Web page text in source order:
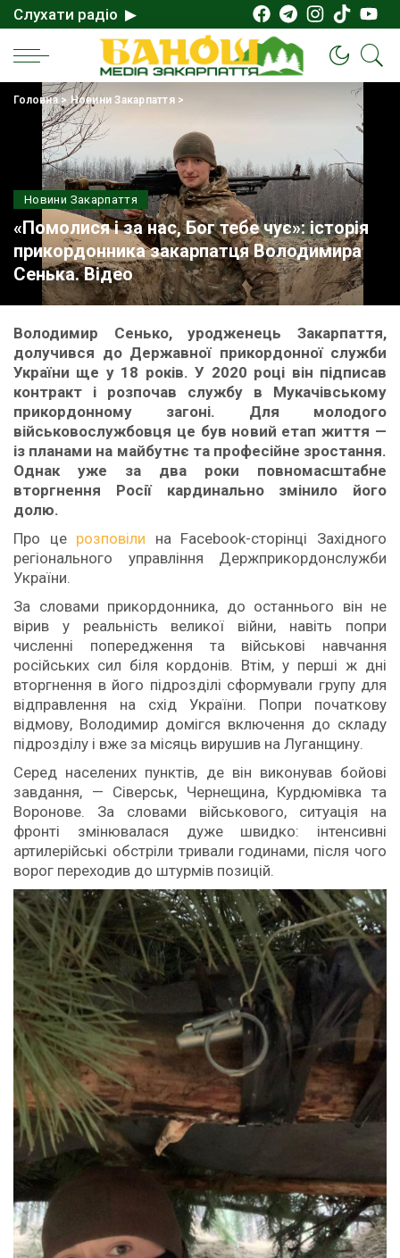
Слухати радіо ▶
Головна> Новини Закарпаття>
Новини Закарпаття
«Помолися і за нас, Бог тебе чує»: історія
прикордонника закарпатця Володимира
Сенька. Відео
Володимир Сенько, уродженець Закарпаття,
долучився до Державної прикордонної служби
України ще у 18 років. У 2020 році він підписав
контракт і розпочав службу в Мукачівському
прикордонному загоні. Для молодого
військовослужбовця це був новий етап життя —
із планами на майбутнє та професійне зростання.
Однак уже за два роки повномасштабне
вторгнення Росії кардинально змінило його
долю.
Про це розповіли на Facebook-сторінці Західного
регіонального управління Держприкордонслужби
України.
За словами прикордонника, до останнього він не
вірив у реальність великої війни, навіть попри
численні попередження та військові навчання
російських сил біля кордонів. Втім, у перші ж дні
вторгнення в його підрозділі сформували групу для
відправлення на схід України. Попри початкову
відмову, Володимир домігся включення до складу
підрозділу і вже за місяць вирушив на Луганщину.
Серед населених пунктів, де він виконував бойові
завдання, — Сіверськ, Чернещина, Курдюмівка та
Воронове. За словами військового, ситуація на
фронті змінювалася дуже швидко: інтенсивні
артилерійські обстріли тривали годинами, після чого
ворог переходив до штурмів позицій.